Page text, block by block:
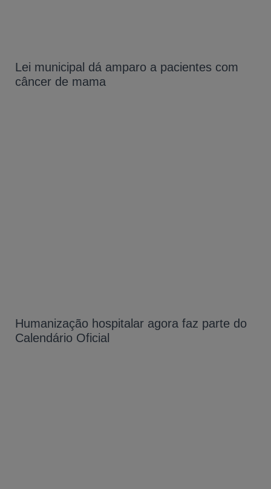
Lei municipal dá amparo a pacientes com
câncer de mama
Humanização hospitalar agora faz parte do
Calendário Oficial